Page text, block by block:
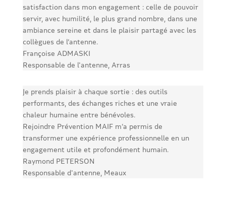
satisfaction dans mon engagement : celle de pouvoir
servir, avec humilité, le plus grand nombre, dans une
ambiance sereine et dans le plaisir partagé avec les
collègues de l’antenne.
Françoise ADMASKI
Responsable de l'antenne, Arras
Je prends plaisir à chaque sortie : des outils
performants, des échanges riches et une vraie
chaleur humaine entre bénévoles.
Rejoindre Prévention MAIF m’a permis de
transformer une expérience professionnelle en un
engagement utile et profondément humain.
Raymond PETERSON
Responsable d'antenne, Meaux